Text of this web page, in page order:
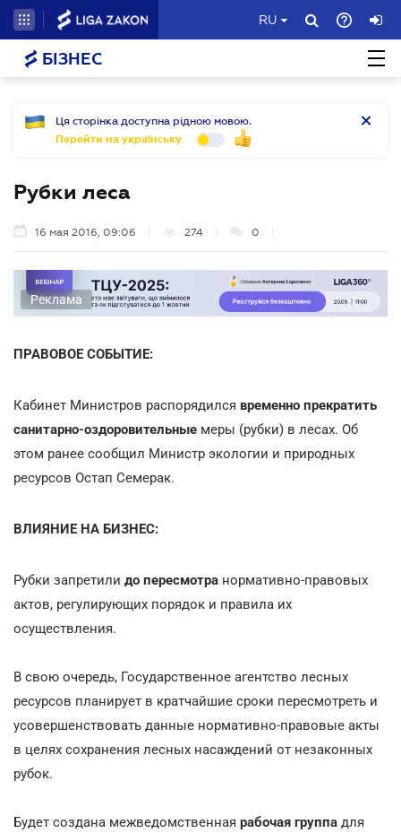
RU
БІЗНЕС
Ця сторінка доступна рідною мовою.
Перейти на українську
Рубки леса
16 мая 2016, 09:06 274 0
Реклама
ПРАВОВОЕ СОБЫТИЕ:
Кабинет Министров распорядился временно прекратить
санитарно-оздоровительные меры (рубки) в лесах. Об
этом ранее сообщил Министр экологии и природных
ресурсов Остап Семерак.
ВЛИЯНИЕ НА БИЗНЕС:
Рубки запретили до пересмотра нормативно-правовых
актов, регулирующих порядок и правила их
осуществления.
В свою очередь, Государственное агентство лесных
ресурсов планирует в кратчайшие сроки пересмотреть и
усовершенствовать данные нормативно-правовые акты
в целях сохранения лесных насаждений от незаконных
рубок.
Будет создана межведомственная рабочая группа для